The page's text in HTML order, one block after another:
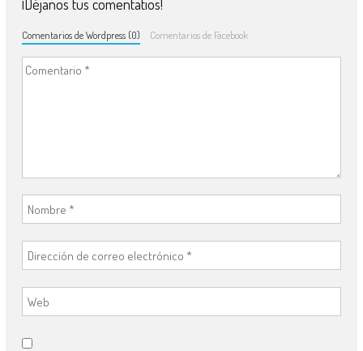
¡Déjanos tus comentatios!
Comentarios de Wordpress (0) Comentarios de Facebook